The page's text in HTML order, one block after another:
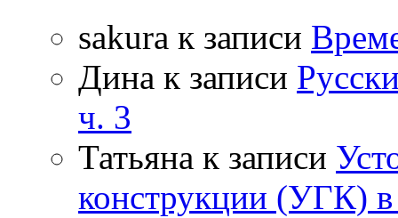
sakura к записи
Дина к записи
ч. 3
Татьяна к записи
конструкции (УГК) в